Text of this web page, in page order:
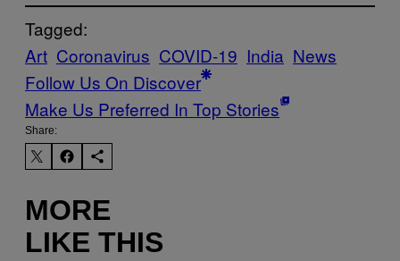
Tagged:
Art Coronavirus COVID-19 India News
Follow Us On Discover
Make Us Preferred In Top Stories
Share:
MORE
LIKE THIS